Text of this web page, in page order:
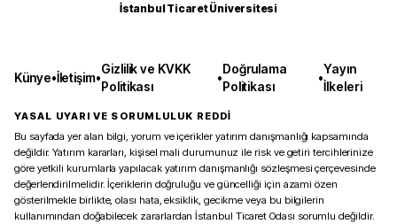
İstanbul Ticaret Üniversitesi
Künye•İletişim•
Gizlilik ve KVKK
Politikası
•
Doğrulama
Politikası
•
Yayın
İlkeleri
YASAL UYARI VE SORUMLULUK REDDİ
Bu sayfada yer alan bilgi, yorum ve içerikler yatırım danışmanlığı kapsamında
değildir. Yatırım kararları, kişisel mali durumunuz ile risk ve getiri tercihlerinize
göre yetkili kurumlarla yapılacak yatırım danışmanlığı sözleşmesi çerçevesinde
değerlendirilmelidir. İçeriklerin doğruluğu ve güncelliği için azami özen
gösterilmekle birlikte, olası hata, eksiklik, gecikme veya bu bilgilerin
kullanımından doğabilecek zararlardan İstanbul Ticaret Odası sorumlu değildir.